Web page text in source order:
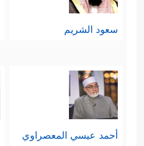
سعود الشريم
أحمد عيسي المعصراوي